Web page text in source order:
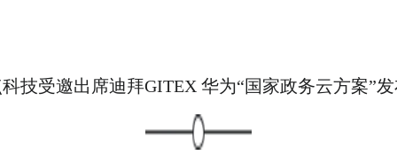
技受邀出席迪拜GITEX 华为“国家政务云方案”